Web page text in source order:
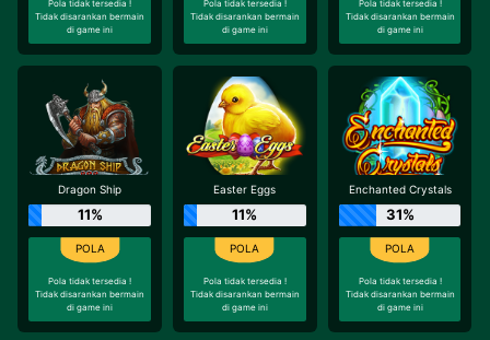
Pola tidak tersedia !
Tidak disarankan bermain
di game ini
Pola tidak tersedia !
Tidak disarankan bermain
di game ini
Pola tidak tersedia !
Tidak disarankan bermain
di game ini
Dragon Ship
11%
Pola tidak tersedia !
Tidak disarankan bermain
di game ini
Easter Eggs
11%
Pola tidak tersedia !
Tidak disarankan bermain
di game ini
Enchanted Crystals
31%
Pola tidak tersedia !
Tidak disarankan bermain
di game ini